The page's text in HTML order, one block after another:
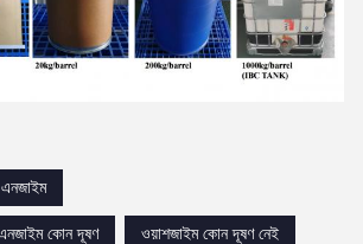
এনজাইম কোন দূষণ ওয়াশজাইম কোন দূষণ নেই